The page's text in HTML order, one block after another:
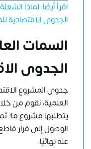
اقرأ أيضًا: لماذا
الجدوى الاقتصادية
السمات
الجدوى
جدوى المشروع
العلمية، نقوم من
يتطلبها مشروع ما؛
الوصول إلى قرار
عنه نهائيًا.